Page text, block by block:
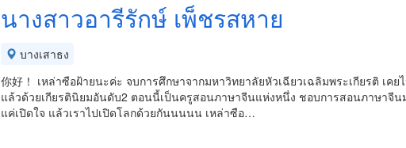
นางสาวอารีรักษ์ เพ็ชรสหาย
บางเสาธง
你好！ เหล่าซือฝ้ายนะค่ะ จบการศึกษาจากมหาวิทยาลัยหัวเฉียวเฉลิมพระเกียรติ เค
แล้วด้วยเกียรตินิยมอันดับ2 ตอนนี้เป็นครูสอนภาษาจีนแห่งหนึ่ง ชอบการสอนภาษาจีน
แค่เปิดใจ แล้วเราไปเปิดโลกด้วยกันนนนน เหล่าซือ…